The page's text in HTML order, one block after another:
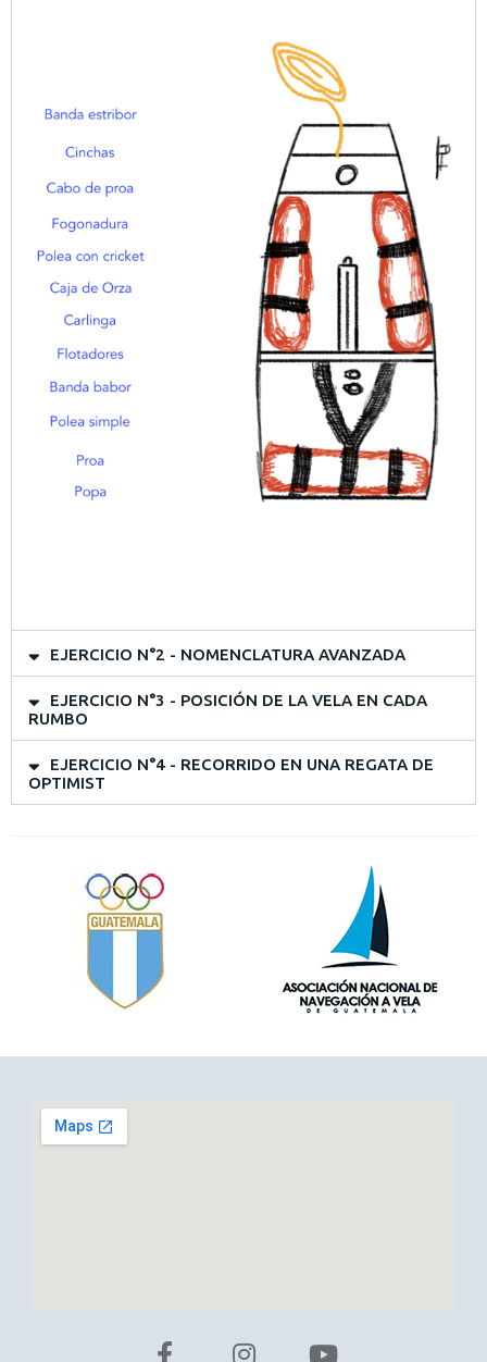
EJERCICIO N°2 - NOMENCLATURA AVANZADA
EJERCICIO N°3 - POSICIÓN DE LA VELA EN CADA
RUMBO
EJERCICIO N°4 - RECORRIDO EN UNA REGATA DE
OPTIMIST